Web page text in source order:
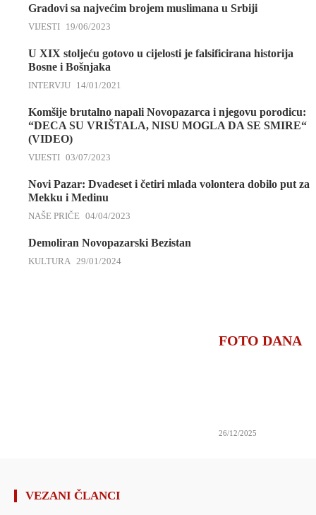
Gradovi sa najvećim brojem muslimana u Srbiji
VIJESTI 19/06/2023
U XIX stoljeću gotovo u cijelosti je falsificirana historija
Bosne i Bošnjaka
INTERVJU 14/01/2021
Komšije brutalno napali Novopazarca i njegovu porodicu:
“DECA SU VRIŠTALA, NISU MOGLA DA SE SMIRE“
(VIDEO)
VIJESTI 03/07/2023
Novi Pazar: Dvadeset i četiri mlada volontera dobilo put za
Mekku i Medinu
NAŠE PRIČE 04/04/2023
Demoliran Novopazarski Bezistan
KULTURA 29/01/2024
FOTO DANA
26/12/2025
VEZANI ČLANCI